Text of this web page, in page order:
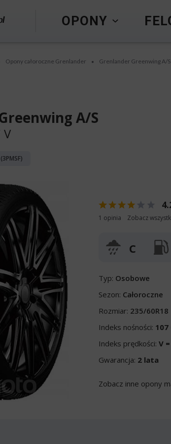
OPONY
Opony całoroczne Grenlander • Grenlander Greenwing A/S
A/S
1 opinia Zobacz
C
Typ: Osobowe
Sezon: Całoroczne
Rozmiar: 235/60R18
Indeks nośności: 107
Indeks prędkości:V
Gwarancja: 2 lata
Zobacz inne opony